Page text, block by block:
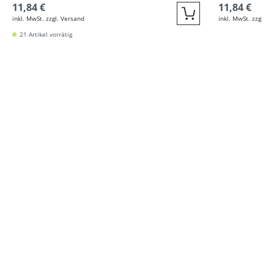
11,84 €
inkl. MwSt. zzgl. Versand Quickbuy
21 Artikel vorrätig
11,84 €
inkl. MwSt. zzgl.